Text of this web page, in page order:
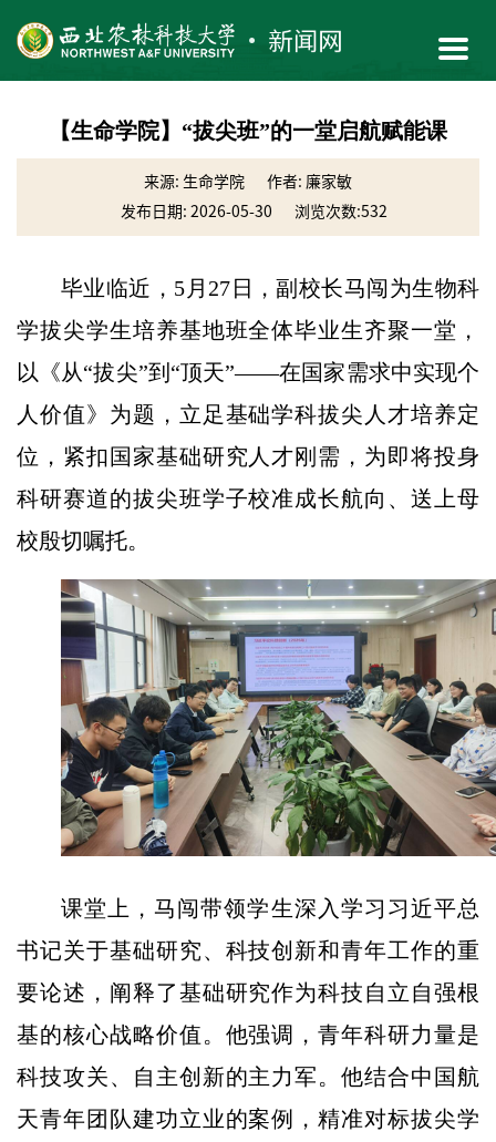
【生命学院】“拔尖班”的一堂启航赋能课
来源: 生命学院
作者: 廉家敏
发布日期: 2026-05-30
浏览次数:532
毕业临近，5月27日，副校长马闯为生物科
学拔尖学生培养基地班全体毕业生齐聚一堂，
以《从“拔尖”到“顶天”——在国家需求中实现个
人价值》为题，立足基础学科拔尖人才培养定
位，紧扣国家基础研究人才刚需，为即将投身
科研赛道的拔尖班学子校准成长航向、送上母
校殷切嘱托。
课堂上，马闯带领学生深入学习习近平总
书记关于基础研究、科技创新和青年工作的重
要论述，阐释了基础研究作为科技自立自强根
基的核心战略价值。他强调，青年科研力量是
科技攻关、自主创新的主力军。他结合中国航
天青年团队建功立业的案例，精准对标拔尖学